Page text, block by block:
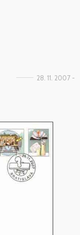
28. 11. 2007 -